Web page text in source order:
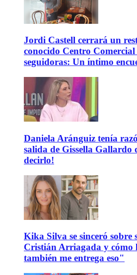
Jordi Castell cerrará un
conocido Centro
seguidoras: Un íntimo
Daniela Aránguiz tenía
salida de Gissella Gallardo
decirlo!
Kika Silva se sinceró sobre
Cristián Arriagada y cómo
también me entrega eso"